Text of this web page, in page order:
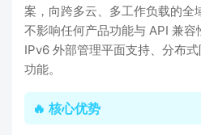
案，向跨多云、多工作负载的全
不影响任何产品功能与 API 兼容
IPv6 外部管理平面支持、分布
功能。
🔥 核心优势